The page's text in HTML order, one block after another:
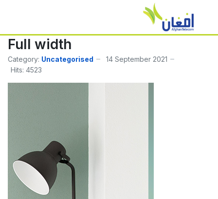
Full width
Category: Uncategorised
14 September 2021
Hits: 4523